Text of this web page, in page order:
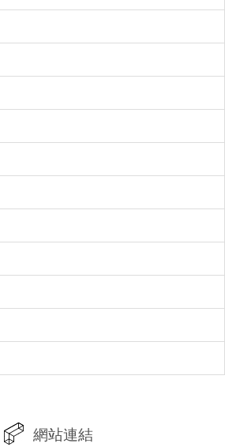
網站連結